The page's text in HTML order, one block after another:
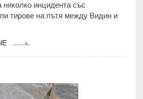
инцидента със
тирове на пътя между Видин и